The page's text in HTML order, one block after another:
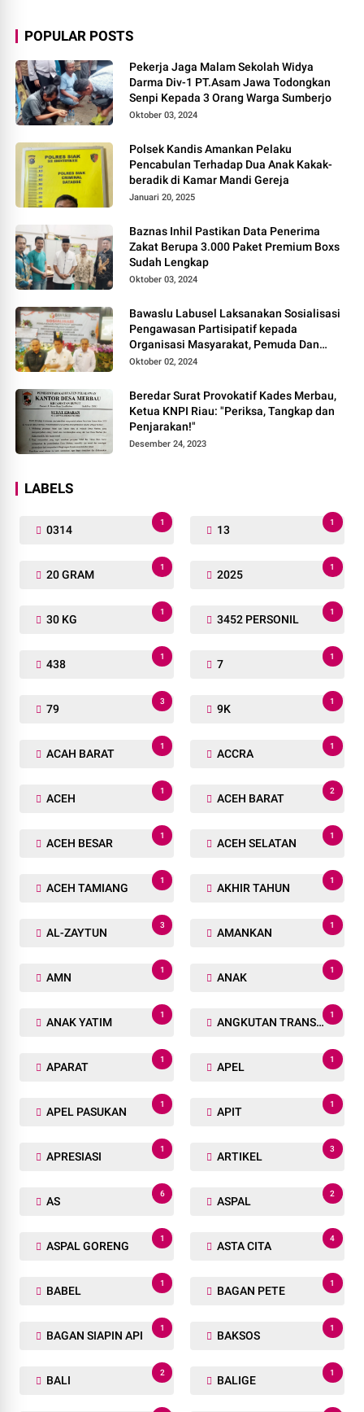
POPULAR POSTS
Pekerja Jaga Malam Sekolah Widya
Darma Div-1 PT.Asam Jawa Todongkan
Senpi Kepada 3 Orang Warga Sumberjo
Oktober 03, 2024
Polsek Kandis Amankan Pelaku
Pencabulan Terhadap Dua Anak Kakak-
beradik di Kamar Mandi Gereja
Januari 20, 2025
Baznas Inhil Pastikan Data Penerima
Zakat Berupa 3.000 Paket Premium Boxs
Sudah Lengkap
Oktober 03, 2024
Bawaslu Labusel Laksanakan Sosialisasi
Pengawasan Partisipatif kepada
Organisasi Masyarakat, Pemuda Dan
Agama Pada pilkada Serentak 2024
Oktober 02, 2024
Beredar Surat Provokatif Kades Merbau,
Ketua KNPI Riau: "Periksa, Tangkap dan
Penjarakan!"
Desember 24, 2023
LABELS
0314
1
13
1
20 GRAM
1
2025
1
30 KG
1
3452 PERSONIL
1
438
1
7
1
79
3
9K
1
ACAH BARAT
1
ACCRA
1
ACEH
1
ACEH BARAT
2
ACEH BESAR
1
ACEH SELATAN
1
ACEH TAMIANG
1
AKHIR TAHUN
1
AL-ZAYTUN
3
AMANKAN
1
AMN
1
ANAK
1
ANAK YATIM
1
ANGKUTAN TRANSPORTASI
1
APARAT
1
APEL
1
APEL PASUKAN
1
APIT
1
APRESIASI
1
ARTIKEL
3
AS
6
ASPAL
2
ASPAL GORENG
1
ASTA CITA
4
BABEL
1
BAGAN PETE
1
BAGAN SIAPIN API
1
BAKSOS
1
BALI
2
BALIGE
1